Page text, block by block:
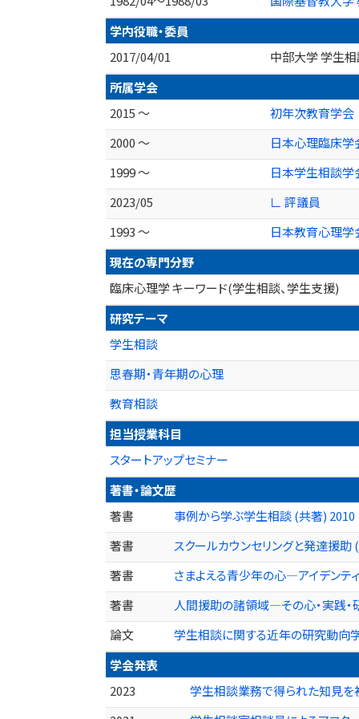
学内役職・委員
2017/04/01
中部大学 学生
所属学会
2015 ～
初年次教育学会
2000 ～
日本心理臨床学
1999 ～
日本学生相談学
2023/05
∟ 評議員
1993 ～
日本教育心理学
現在の専門分野
臨床心理学 キーワード(学生相談、学生支援)
研究テーマ
学生相談
思春期・青年期の心理
教育相談
担当授業科目
スタートアップセミナー
著書・論文歴
著書
事例から学ぶ学生相談 (共著) 2010
著書
スクールカウンセリングと発達援助
著書
さまよえる青少年の心―アイデン
著書
人間援助の諸領域―その心・実践
論文
学生相談に関する近年の研究動向
学会発表
2023
学生相談業務で得られた知見